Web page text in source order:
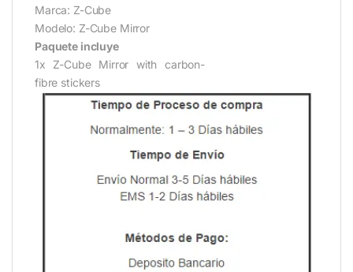
Marca: Z-Cube
Modelo: Z-Cube Mirror
Paquete incluye
1x Z-Cube Mirror with carbon-
fibre stickers